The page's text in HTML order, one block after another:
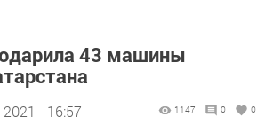
43 машины
- 16:57 1147 0 0